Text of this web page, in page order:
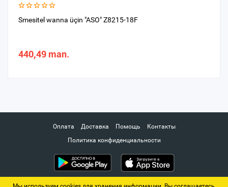
Smesitel wanna üçin "ASO" Z8215-18F
440,49 man.
Оплата Доставка Помощь
Контакты
Политика конфиденциальности